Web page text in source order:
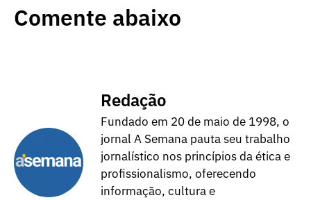
Comente abaixo
Redação
Fundado em 20 de maio de 1998, o
jornal A Semana pauta seu trabalho
jornalístico nos princípios da ética e
profissionalismo, oferecendo
informação, cultura e